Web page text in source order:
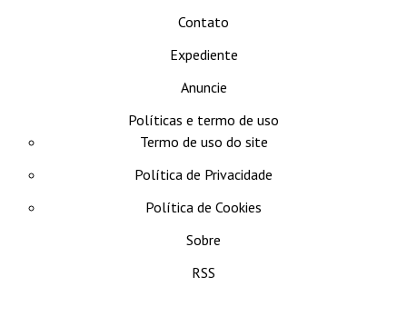
Contato
Expediente
Anuncie
Políticas e termo de uso
Termo de uso do site
Política de Privacidade
Política de Cookies
Sobre
RSS